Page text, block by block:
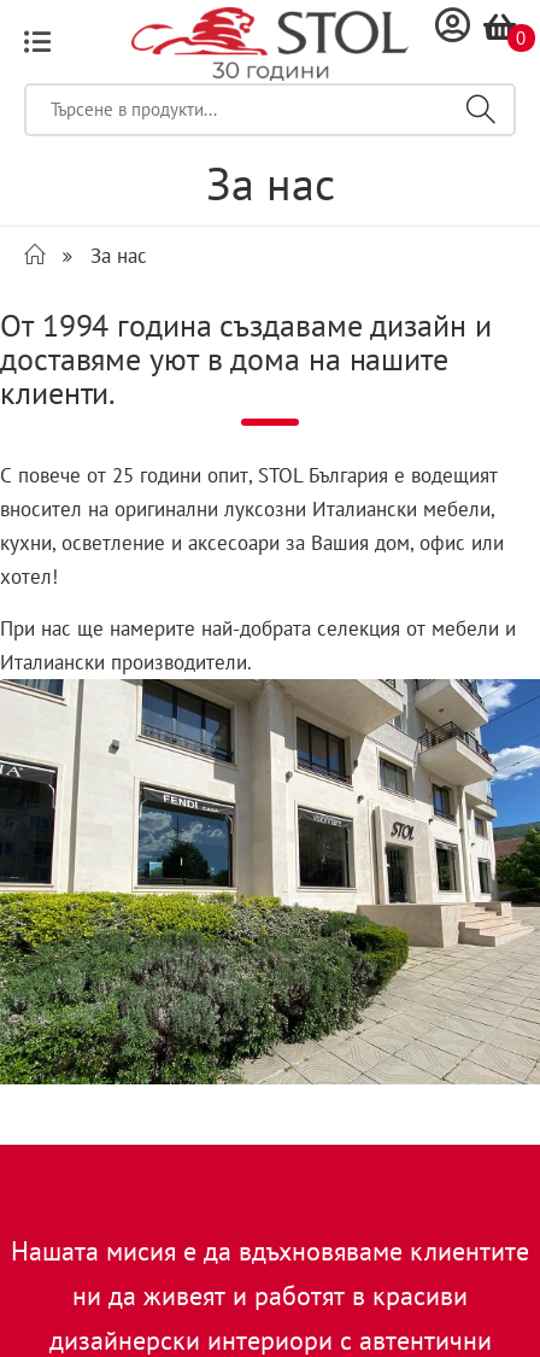
0
За нас
За нас
От 1994 година създаваме дизайн и
доставяме уют в дома на нашите
клиенти.
С повече от 25 години опит, STOL България е водещият
вносител на оригинални луксозни Италиански мебели,
кухни, осветление и аксесоари за Вашия дом, офис или
хотел!
При нас ще намерите най-добрата селекция от мебели и
Италиански производители.
Нашата мисия е да вдъхновяваме клиентите
ни да живеят и работят в красиви
дизайнерски интериори с автентични